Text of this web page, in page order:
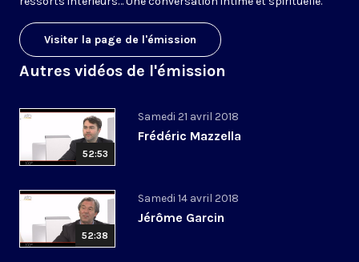
Visiter la page de l'émission
Autres vidéos de l'émission
52:53
Samedi 21 avril 2018
Frédéric Mazzella
52:38
Samedi 14 avril 2018
Jérôme Garcin